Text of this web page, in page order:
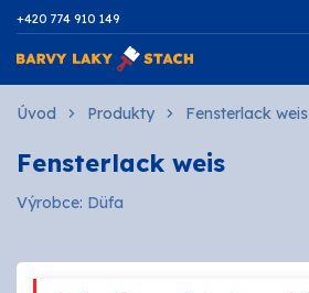
+420 774 910 149
Dřevo
Kov
Malířské
Fasádní
Úvod Produkty Fensterlack weis
Fensterlack weis
Výrobce: Düfa